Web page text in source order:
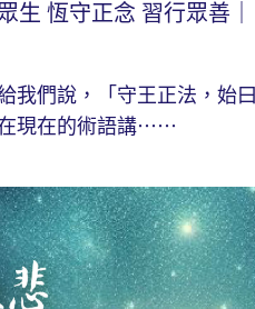
生 恆守正念 習行眾善｜
我們說，「守王正法，始曰
現在的術語講⋯⋯